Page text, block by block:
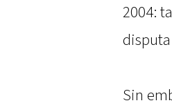
2004:
Sin